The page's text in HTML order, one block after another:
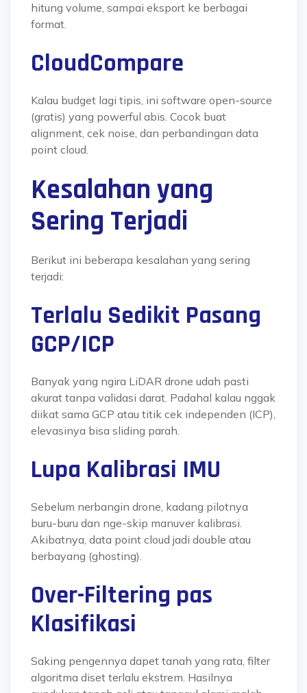
hitung volume, sampai eksport ke berbagai
format.
CloudCompare
Kalau budget lagi tipis, ini software open-source
(gratis) yang powerful abis. Cocok buat
alignment, cek noise, dan perbandingan data
point cloud.
Kesalahan yang
Sering Terjadi
Berikut ini beberapa kesalahan yang sering
terjadi:
Terlalu Sedikit Pasang
GCP/ICP
Banyak yang ngira LiDAR drone udah pasti
akurat tanpa validasi darat. Padahal kalau nggak
diikat sama GCP atau titik cek independen (ICP),
elevasinya bisa sliding parah.
Lupa Kalibrasi IMU
Sebelum nerbangin drone, kadang pilotnya
buru-buru dan nge-skip manuver kalibrasi.
Akibatnya, data point cloud jadi double atau
berbayang (ghosting).
Over-Filtering pas
Klasifikasi
Saking pengennya dapet tanah yang rata, filter
algoritma diset terlalu ekstrem. Hasilnya